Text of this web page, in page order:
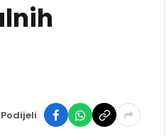
Podijeli